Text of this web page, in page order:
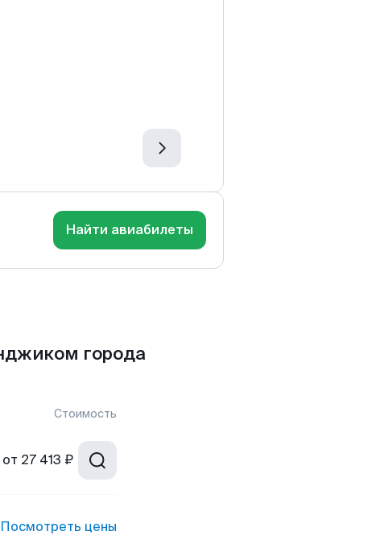
Найти авиабилеты
города
Стоимость
от 27 413 ₽
Посмотреть цены